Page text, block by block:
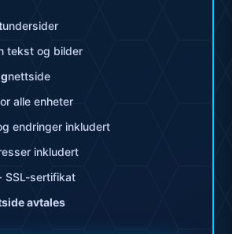
undersider
tekst og bilder
nettside
alle enheter
endringer inkludert
inkludert
SSL-sertifikat
avtales